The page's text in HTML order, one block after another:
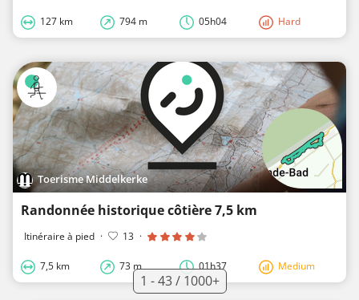
127 km 794 m 05h04 Hard
Toerisme Middelkerke
Randonnée historique côtière 7,5 km
Itinéraire à pied · 13 ·
7,5 km 73 m 01h37 Medium
1 - 43 / 1000+